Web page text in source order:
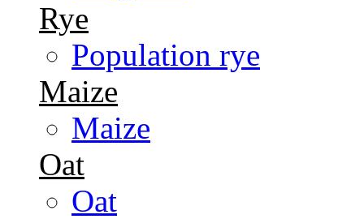
Rye
Population rye
Maize
Maize
Oat
Oat